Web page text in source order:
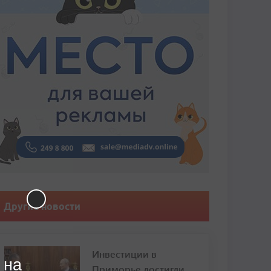
Другие новости
Инвестиции в